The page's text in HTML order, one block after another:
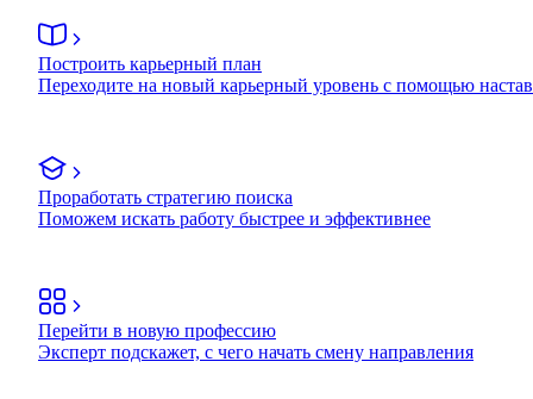
Построить карьерный план
Переходите на новый карьерный уровень с помощью
Проработать стратегию поиска
Поможем искать работу быстрее и эффективнее
Перейти в новую профессию
Эксперт подскажет, с чего начать смену направления